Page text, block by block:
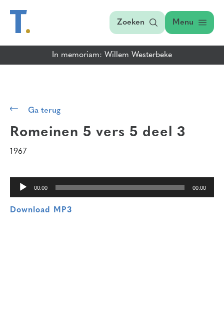
Zoeken Menu
In memoriam: Willem Westerbeke
Ga terug
Romeinen 5 vers 5 deel 3
1967
00:00 00:00
Download MP3